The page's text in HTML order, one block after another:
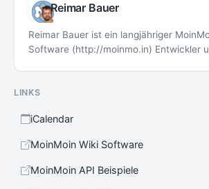
Reimar Bauer
Reimar Bauer ist ein langjähriger
Software (http://moinmo.in) Entwickler
LINKS
iCalendar
MoinMoin Wiki Software
MoinMoin API Beispiele